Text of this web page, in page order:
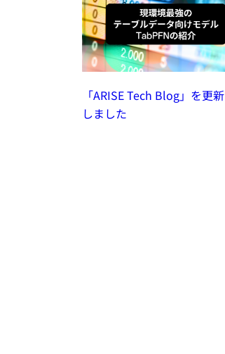
「ARISE Tech Blog」を更新
しました